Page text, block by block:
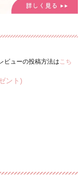
ビューの投稿方法は こち
ント)